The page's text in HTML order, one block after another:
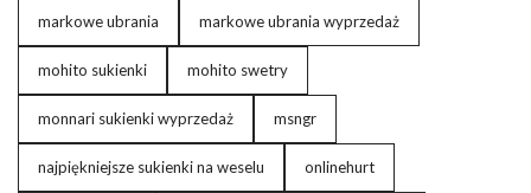
markowe ubrania markowe ubrania wyprzedaż
mohito sukienki mohito swetry
monnari sukienki wyprzedaż msngr
najpiękniejsze sukienki na weselu onlinehurt